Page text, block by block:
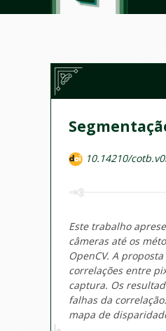
10.14210/
Este trabalho
câmeras até os
OpenCV. A
correlações entre
captura. Os
falhas da
mapa de